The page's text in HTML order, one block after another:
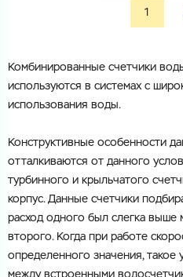
1
Комбинированные счетчики
используются в системах с
использования воды.
Конструктивные особенности
отталкиваются от данного
турбинного и крыльчатого
корпус. Данные счетчики
расход одного был слегка выше
второго. Когда при работе
определенного значения, такое
между встроенными